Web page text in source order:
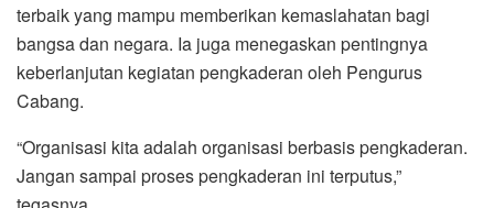
terbaik yang mampu memberikan kemaslahatan bagi
bangsa dan negara. Ia juga menegaskan pentingnya
keberlanjutan kegiatan pengkaderan oleh Pengurus
Cabang.
“Organisasi kita adalah organisasi berbasis pengkaderan.
Jangan sampai proses pengkaderan ini terputus,”